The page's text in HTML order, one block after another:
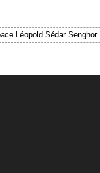
Léopold Sédar Senghor|